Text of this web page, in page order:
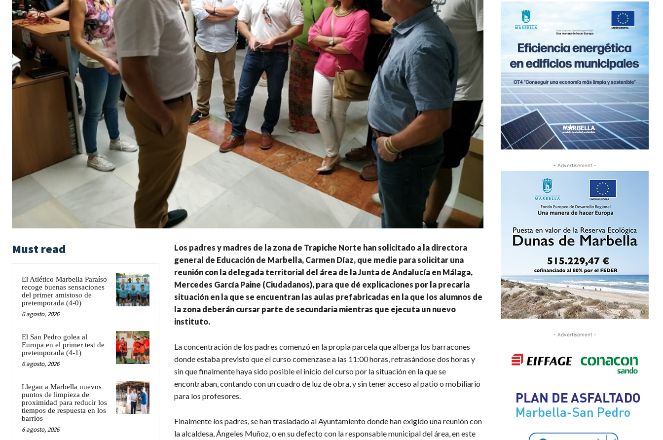
Must read
El Atlético Marbella Paraíso
recoge buenas sensaciones
del primer amistoso de
pretemporada (4-0)
6 agosto, 2026
El San Pedro golea al
Europa en el primer test de
pretemporada (4-1)
6 agosto, 2026
Llegan a Marbella nuevos
puntos de limpieza de
proximidad para reducir los
tiempos de respuesta en los
barrios
6 agosto, 2026
Los padres y madres de la zona de Trapiche Norte han solicitado a la directora
general de Educación de Marbella, Carmen Díaz, que medie para solicitar una
reunión con la delegada territorial del área de la Junta de Andalucía en Málaga,
Mercedes García Paine (Ciudadanos), para que dé explicaciones por la precaria
situación en la que se encuentran las aulas prefabricadas en la que los alumnos de
la zona deberán cursar parte de secundaria mientras que ejecuta un nuevo
instituto.
La concentración de los padres comenzó en la propia parcela que alberga los barracones
donde estaba previsto que el curso comenzase a las 11:00 horas, retrasándose dos horas y
sin que finalmente haya sido posible el inicio del curso por la situación en la que se
encontraban, contando con un cuadro de luz de obra, y sin tener acceso al patio o mobiliario
para los profesores.
Finalmente los padres, se han trasladado al Ayuntamiento donde han exigido una reunión con
la alcaldesa, Ángeles Muñoz, o en su defecto con la responsable municipal del área, en este
- Advertisement -
- Advertisement -